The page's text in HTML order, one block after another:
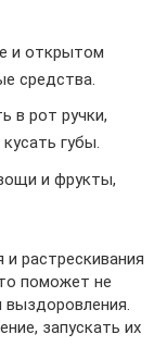
и открытом
средства.
в рот ручки,
губы.
и фрукты,
растрескивания
поможет не
выздоровления.
запускать их